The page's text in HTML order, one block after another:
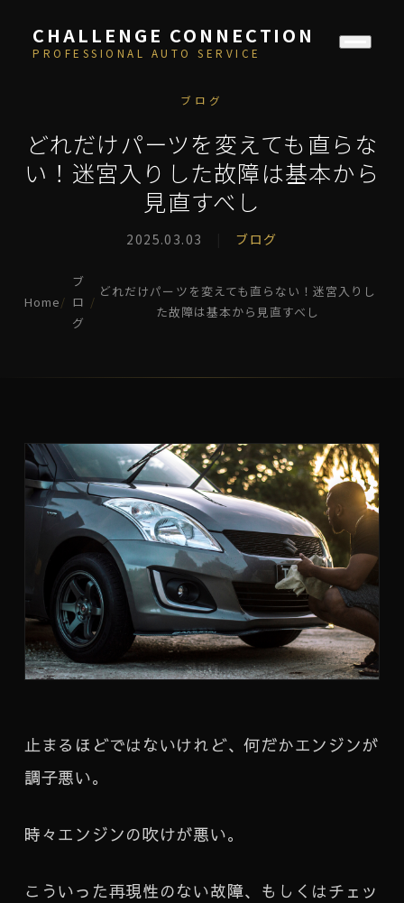
CHALLENGE CONNECTION
PROFESSIONAL AUTO SERVICE
ブログ
どれだけパーツを変えても直らな
い！迷宮入りした故障は基本から
見直すべし
2025.03.03 ブログ
Home/
ブ
ロ
グ
/
どれだけパーツを変えても直らない！迷宮入りし
た故障は基本から見直すべし
止まるほどではないけれど、何だかエンジンが
調子悪い。
時々エンジンの吹けが悪い。
こういった再現性のない故障、もしくはチェッ